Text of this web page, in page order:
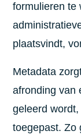
formulieren te
plaatsvindt,
Metadata
afronding van
geleerd
toegepast. Zo